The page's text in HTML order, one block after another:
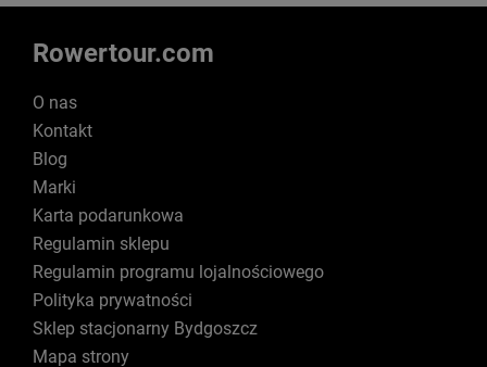
Rowertour.com
O nas
Kontakt
Blog
Marki
Karta podarunkowa
Regulamin sklepu
Regulamin programu lojalnościowego
Polityka prywatności
Sklep stacjonarny Bydgoszcz
Mapa strony